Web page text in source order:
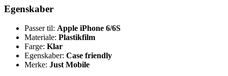
Egenskaber
Passer til: Apple iPhone 6/6S
Materiale: Plastikfilm
Farge: Klar
Egenskaber: Case friendly
Merke: Just Mobile